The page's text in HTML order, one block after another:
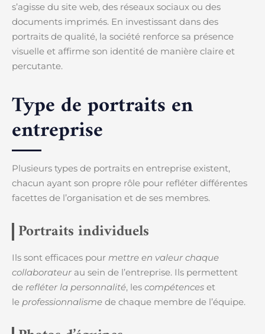
s’agisse du site web, des réseaux sociaux ou des
documents imprimés. En investissant dans des
portraits de qualité, la société renforce sa présence
visuelle et affirme son identité de manière claire et
percutante.
Type de portraits en
entreprise
Plusieurs types de portraits en entreprise existent,
chacun ayant son propre rôle pour refléter différentes
facettes de l’organisation et de ses membres.
Portraits individuels
Ils sont efficaces pour mettre en valeur chaque
collaborateur au sein de l’entreprise. Ils permettent
de refléter la personnalité, les compétences et
le professionnalisme de chaque membre de l’équipe.